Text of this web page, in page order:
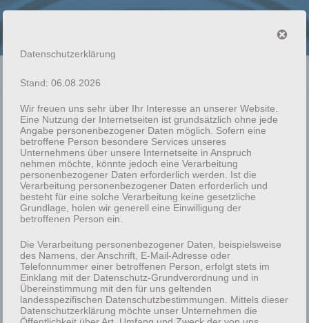
Zum
Inhalt
VERÖFFENTLICHT
AM
18. APRIL 2020VONMARTIN NAEWE
Produktion im 3D Druck
Der 3D Drucker trägt für das zu druckende Objekt Lage
für Lage auf. Dabei wurde das 3D Modell vorher am PC
aufbereitet (Slicing). Dabei wird das Objekt in dünne
eine Shell (das ist dann die Außenwand)
ein Infill (Das ist die Füllung)
Unterseite und Oberseite werden dabei mit 100% Infill
Datenschutzerklärung
Stand: 06.08.2026
Wir freuen uns sehr über Ihr Interesse an unserer Website.
Eine Nutzung der Internetseiten ist grundsätzlich ohne jede
Angabe personenbezogener Daten möglich. Sofern eine
betroffene Person besondere Services unseres
Unternehmens über unsere Internetseite in Anspruch
nehmen möchte, könnte jedoch eine Verarbeitung
personenbezogener Daten erforderlich werden. Ist die
Verarbeitung personenbezogener Daten erforderlich und
besteht für eine solche Verarbeitung keine gesetzliche
Grundlage, holen wir generell eine Einwilligung der
betroffenen Person ein.
Die Verarbeitung personenbezogener Daten, beispielsweise
des Namens, der Anschrift, E-Mail-Adresse oder
Telefonnummer einer betroffenen Person, erfolgt stets im
Einklang mit der Datenschutz-Grundverordnung und in
Übereinstimmung mit den für uns geltenden
landesspezifischen Datenschutzbestimmungen. Mittels dieser
Datenschutzerklärung möchte unser Unternehmen die